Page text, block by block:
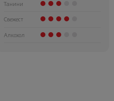
Танини
Свежест
Алкохол